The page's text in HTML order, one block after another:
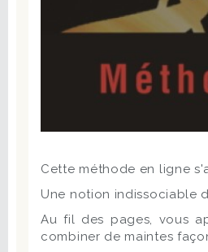
Cette méthode en ligne
Une notion indissociable
Au fil des pages, vous
combiner de maintes